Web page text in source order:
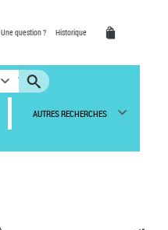
Une question ? Historique
AUTRES RECHERCHES